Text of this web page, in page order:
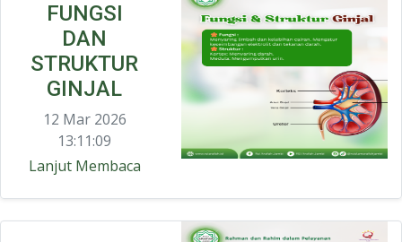
FUNGSI
DAN
STRUKTUR
GINJAL
12 Mar 2026
13:11:09
Lanjut Membaca